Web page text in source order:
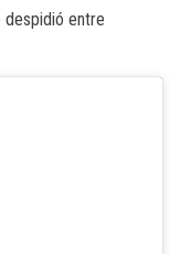
despidió entre